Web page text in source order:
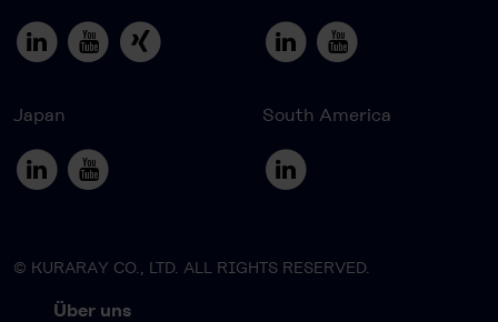
Japan South America
© KURARAY CO., LTD. ALL RIGHTS RESERVED.
Über uns